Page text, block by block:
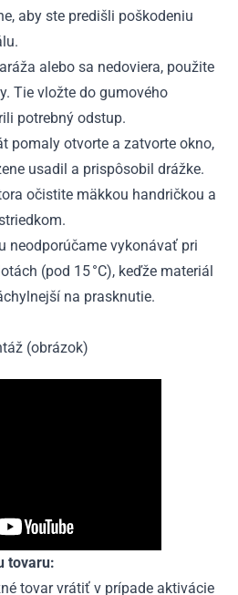
aby ste predišli poškodeniu
alebo sa nedoviera, použite
Tie vložte do gumového
potrebný odstup.
pomaly otvorte a zatvorte okno,
usadil a prispôsobil drážke.
očistite mäkkou handričkou a
neodporúčame vykonávať pri
(pod 15 °C), keďže materiál
na prasknutie.
(obrázok)
tovaru:
tovar vrátiť v prípade aktivácie